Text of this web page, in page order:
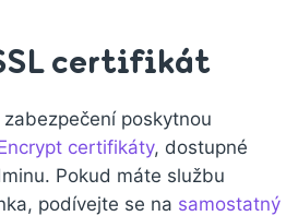
certifikát
poskytnou
certifikáty, dostupné
Pokud máte službu
podívejte se na samostatný